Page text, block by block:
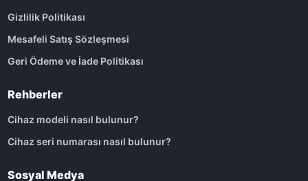
Gizlilik Politikası
Mesafeli Satış Sözleşmesi
Geri Ödeme ve İade Politikası
Rehberler
Cihaz modeli nasıl bulunur?
Cihaz seri numarası nasıl bulunur?
Sosyal Medya